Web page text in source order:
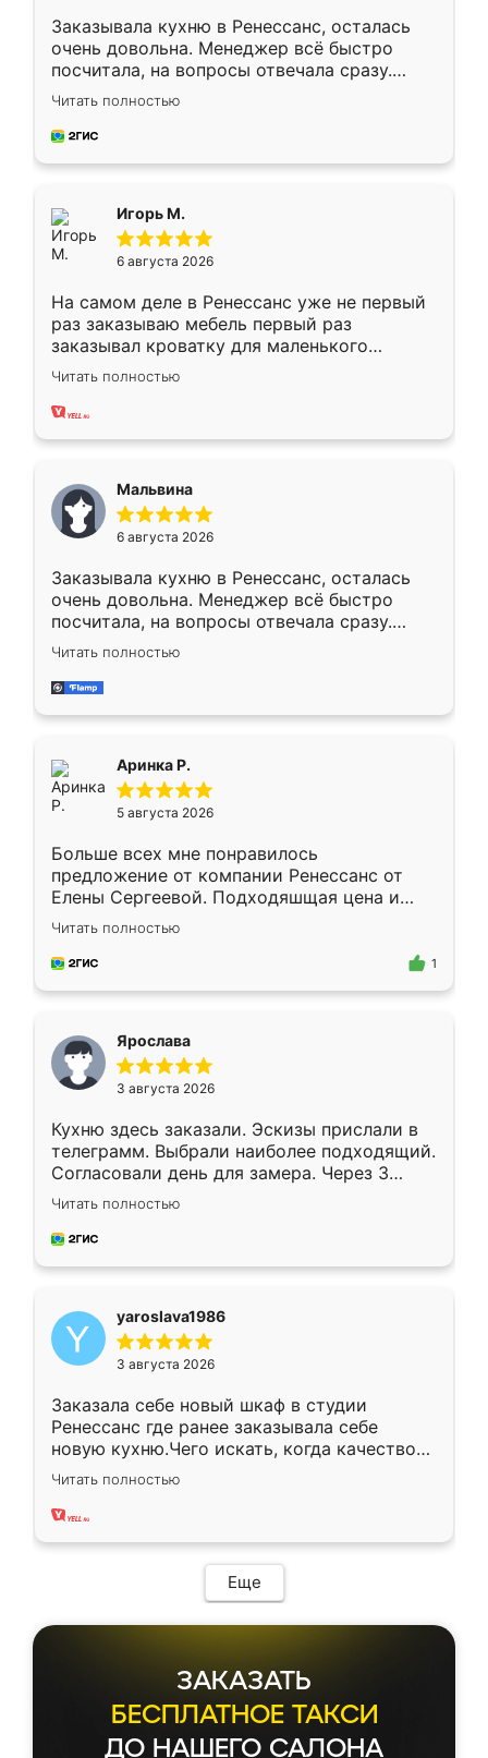
Заказывала кухню в Ренессанс, осталась
очень довольна. Менеджер всё быстро
посчитала, на вопросы отвечала сразу.
Замерщик приехал в субботу, подошёл к
делу со всей ответственностью. Собрали
за день, ребята работали аккуратно, даже
Читать полностью
Игорь М.
6 августа 2026
На самом деле в Ренессанс уже не первый
раз заказываю мебель первый раз
заказывал кроватку для маленького
ребёнка при его рождении ,во второй раз
заказал шкаф-купе. По качеству очень
хорошее сборка достаточно быстрая,
меньше, здесь же он более разнообразный.
Мне нравится ,если что-то потребуется из
мебели буду заказывать только здесь.
Читать полностью
Мальвина
6 августа 2026
Заказывала кухню в Ренессанс, осталась
очень довольна. Менеджер всё быстро
посчитала, на вопросы отвечала сразу.
Замерщик приехал в субботу, подошёл к
делу со всей ответственностью. Собрали
за день, ребята работали аккуратно, даже
Читать полностью
Аринка Р.
5 августа 2026
Больше всех мне понравилось
предложение от компании Ренессанс от
Елены Сергеевой. Подходяшщая цена и
короткие сроки изготовления. Приехавший
для замера сотрудник Владислав
предложил по моему эскизу самый
Читать полностью
1
Ярослава
3 августа 2026
Кухню здесь заказали. Эскизы прислали в
телеграмм. Выбрали наиболее подходящий.
Согласовали день для замера. Через 3
недели кухня была уже готова. Остались
довольны работой. Спасибо Ренессанс
мебель за качественную работу!
Читать полностью
yaroslava1986
3 августа 2026
Заказала себе новый шкаф в студии
Ренессанс где ранее заказывала себе
новую кухню.Чего искать, когда качеством
вполне довольна. Служит кухня уже почти
два года, нареканий нет.
Читать полностью
Еще
ЗАКАЗАТЬ
БЕСПЛАТНОЕ ТАКСИ
ДО НАШЕГО САЛОНА